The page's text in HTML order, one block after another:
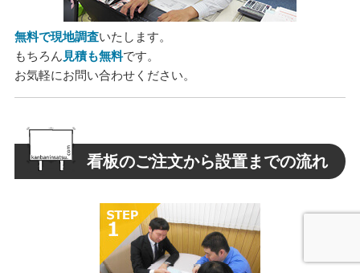
無料で現地調査いたします。
もちろん見積も無料です。
お気軽にお問い合わせください。
看板のご注文から設置までの流れ